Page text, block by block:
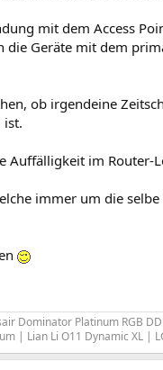
mit dem Access
Geräte mit dem
ob irgendeine
ist.
Auffälligkeit im Router-
immer um die
Dominator Platinum RGB
| Lian Li O11 Dynamic XL |